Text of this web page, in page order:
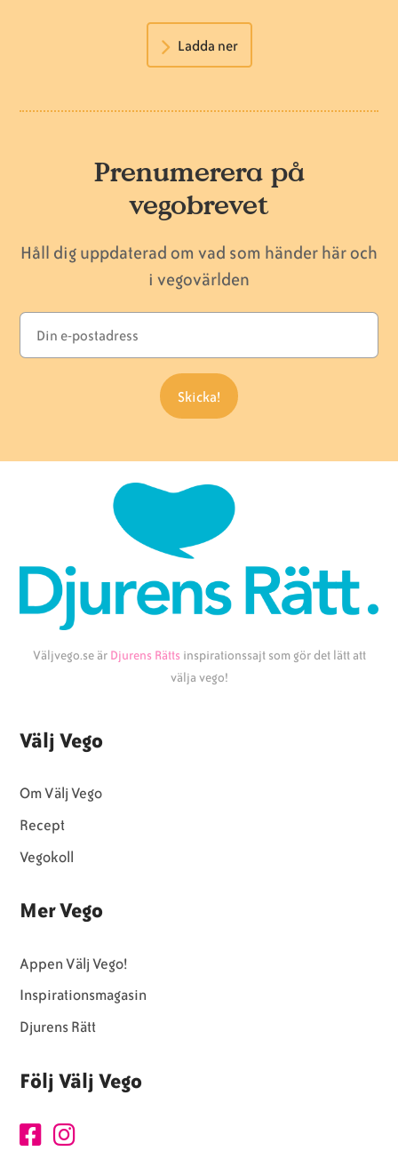
Ladda ner
Prenumerera på
vegobrevet
Håll dig uppdaterad om vad som händer här och
i vegovärlden
Väljvego.se är Djurens Rätts inspirationssajt som gör det lätt att
välja vego!
Välj Vego
Om Välj Vego
Recept
Vegokoll
Mer Vego
Appen Välj Vego!
Inspirationsmagasin
Djurens Rätt
Följ Välj Vego